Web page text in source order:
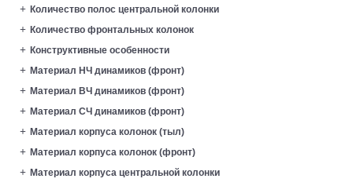
Количество полос центральной колонки
Количество фронтальных колонок
Конструктивные особенности
Материал HЧ динамиков (фронт)
Материал ВЧ динамиков (фронт)
Материал СЧ динамиков (фронт)
Материал корпуса колонок (тыл)
Материал корпуса колонок (фронт)
Материал корпуса центральной колонки